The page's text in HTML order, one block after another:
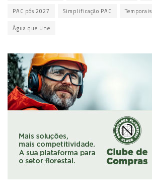
PAC pós 2027 Simplificação PAC Temporais
Água que Une